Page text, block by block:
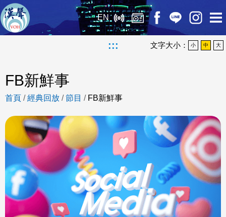
EN
::: 文字大小： 小 中 大
FB新鮮事
首頁 /經典回放 /節目 / FB新鮮事